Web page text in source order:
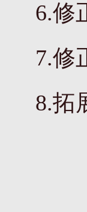
6.修
7.修
8.拓